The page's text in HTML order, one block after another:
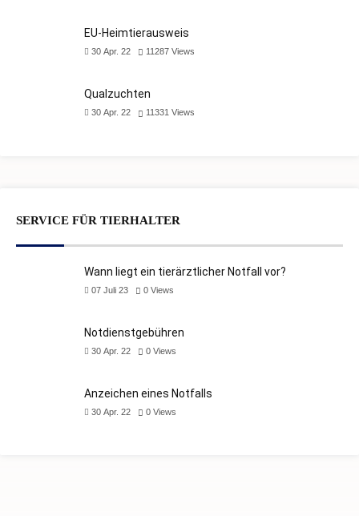
EU-Heimtierausweis
30 Apr. 22 11287 Views
Qualzuchten
30 Apr. 22 11331 Views
SERVICE FÜR TIERHALTER
Wann liegt ein tierärztlicher Notfall vor?
07 Juli 23 0 Views
Notdienstgebühren
30 Apr. 22 0 Views
Anzeichen eines Notfalls
30 Apr. 22 0 Views